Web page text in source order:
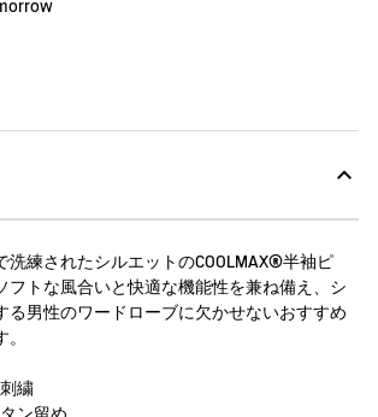
洗練されたシルエットのCOOLMAX®半袖ピ
フトな風合いと快適な機能性を兼ね備え、シ
る男性のワードローブに欠かせないおすすめ
繍
ン留め